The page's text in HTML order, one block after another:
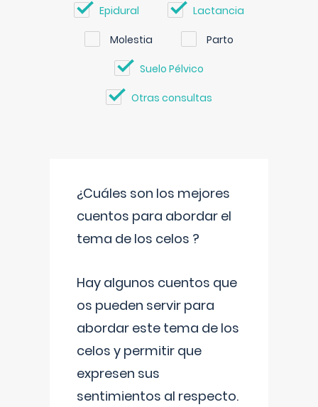
Epidural Lactancia
Molestia Parto
Suelo Pélvico
Otras consultas
¿Cuáles son los mejores
cuentos para abordar el
tema de los celos ?
Hay algunos cuentos que
os pueden servir para
abordar este tema de los
celos y permitir que
expresen sus
sentimientos al respecto.